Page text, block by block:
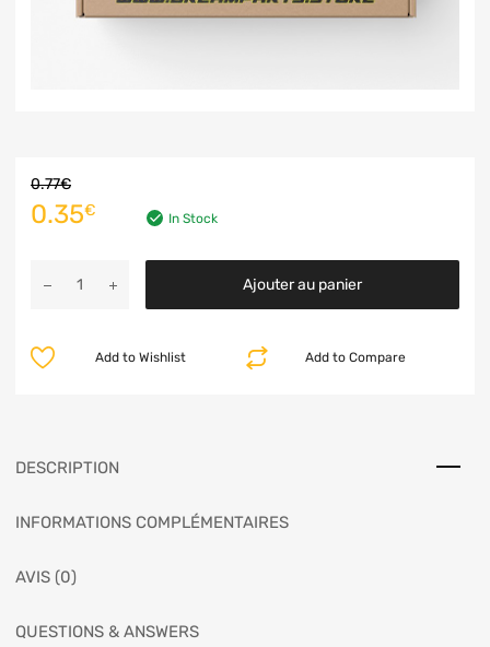
0.77€
0.35€ In Stock
Ajouter au panier
Add to Compare
Add to Wishlist
DESCRIPTION
INFORMATIONS COMPLÉMENTAIRES
AVIS (0)
QUESTIONS & ANSWERS